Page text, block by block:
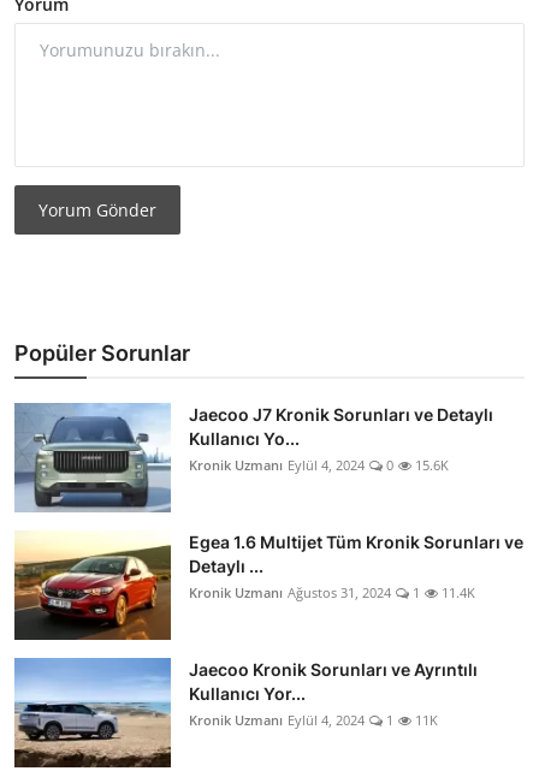
Yorum Gönder
Popüler Sorunlar
Jaecoo J7 Kronik Sorunları ve Detaylı
Kullanıcı Yo...
Kronik Uzmanı Eylül 4, 2024 0 15.6K
Egea 1.6 Multijet Tüm Kronik Sorunları ve
Detaylı ...
Kronik Uzmanı Ağustos 31, 2024 1 11.4K
Jaecoo Kronik Sorunları ve Ayrıntılı
Kullanıcı Yor...
Kronik Uzmanı Eylül 4, 2024 1 11K